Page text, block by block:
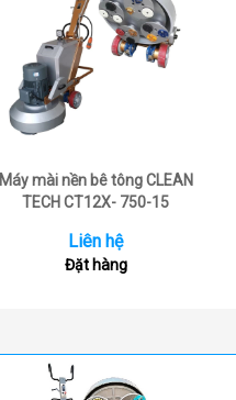
Máy mài nền bê tông CLEAN
TECH CT12X- 750-15
Liên hệ
Đặt hàng